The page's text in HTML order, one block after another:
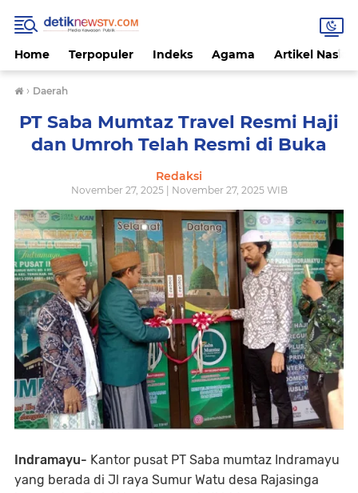
Home Terpopuler Indeks Agama Artikel
› Daerah
PT Saba Mumtaz Travel Resmi Haji
dan Umroh Telah Resmi di Buka
Redaksi
November 27, 2025 | November 27, 2025 WIB
Indramayu- Kantor pusat PT Saba mumtaz Indramayu
yang berada di Jl raya Sumur Watu desa Rajasinga